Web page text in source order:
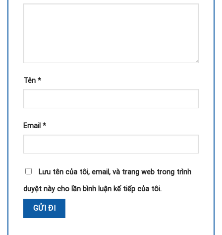
Tên *
Email *
Lưu tên của tôi, email, và trang web trong trình
duyệt này cho lần bình luận kế tiếp của tôi.